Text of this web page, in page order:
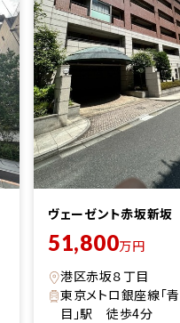
ヴェーゼント赤坂新坂
51,800万円
港区赤坂８丁目
東京メトロ銀座線「
目」駅 徒歩4分